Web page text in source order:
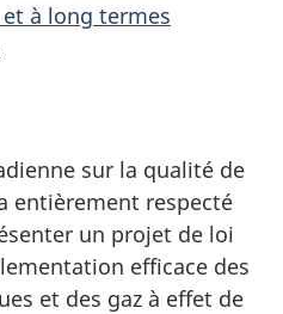
à long termes
sur la qualité de
entièrement respecté
un projet de loi
efficace des
et des gaz à effet de